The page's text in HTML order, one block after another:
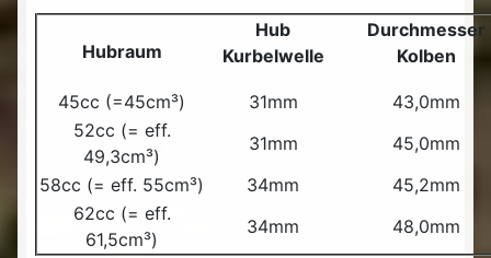
Hubraum
Hub
Kurbelwelle
Durchmesser
Kolben
45cc (=45cm³) 31mm
43,0mm
52cc (= eff.
49,3cm³)
31mm
45,0mm
58cc (= eff. 55cm³)
34mm
45,2mm
62cc (= eff.
61,5cm³)
34mm 48,0mm